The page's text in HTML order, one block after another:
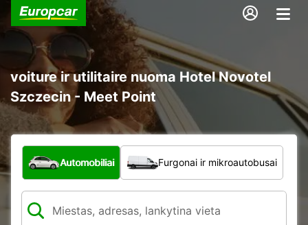
voiture ir utilitaire nuoma Hotel Novotel
Szczecin - Meet Point
Kokio tipo automobilis?
Automobiliai Furgonai ir mikroautobusai